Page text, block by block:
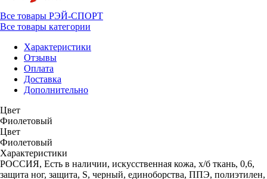
Все товары РЭЙ-СПОРТ
Все товары категории
Характеристики
Отзывы
Оплата
Доставка
Дополнительно
Цвет
Фиолетовый
Цвет
Фиолетовый
Характеристики
РОССИЯ, Есть в наличии, искусственная кожа, х/б ткань, 0,6,
защита ног, защита, S, черный, единоборства, ППЭ, полиэтилен,